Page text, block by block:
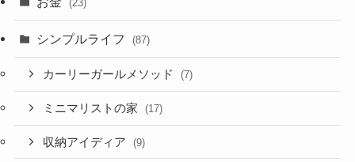
(23)
シンプルライフ (87)
カーリーガールメソッド (7)
ミニマリストの家 (17)
収納アイディア (9)